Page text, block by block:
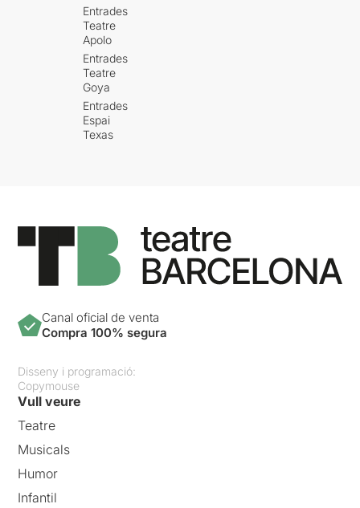
Entrades
Teatre
Apolo
Entrades
Teatre
Goya
Entrades
Espai
Texas
Canal oficial de venta
Compra 100% segura
Disseny i programació:
Copymouse
Vull veure
Teatre
Musicals
Humor
Infantil